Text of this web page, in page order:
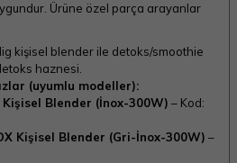
Ürüne özel parça arayanlar
kişisel blender ile detoks/smoothie
haznesi.
(uyumlu modeller):
Kişisel Blender (İnox-300W) – Kod:
Kişisel Blender (Gri-İnox-300W) –